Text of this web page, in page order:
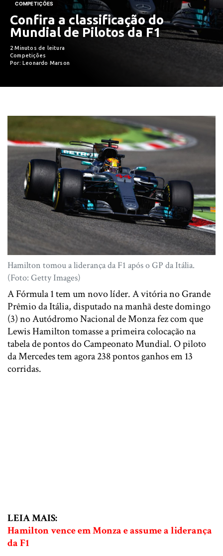
COMPETIÇÕES
Confira a classificação do
Mundial de Pilotos da F1
2 Minutos de leitura
Competições
Por: Leonardo Marson
Hamilton tomou a liderança da F1 após o GP da Itália.
(Foto: Getty Images)
A Fórmula 1 tem um novo líder. A vitória no Grande
Prêmio da Itália, disputado na manhã deste domingo
(3) no Autódromo Nacional de Monza fez com que
Lewis Hamilton tomasse a primeira colocação na
tabela de pontos do Campeonato Mundial. O piloto
da Mercedes tem agora 238 pontos ganhos em 13
corridas.
LEIA MAIS:
Hamilton vence em Monza e assume a liderança
da F1